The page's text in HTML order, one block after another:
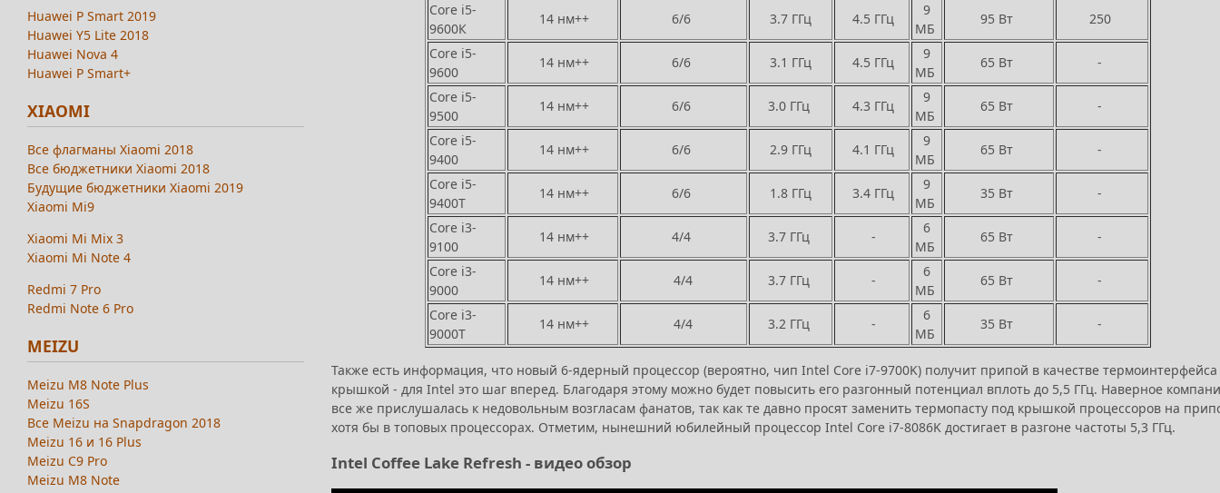
Core i5-
9600К
14 нм++ 6/6 3.7 ГГц 4.5 ГГц
9
МБ
95 Вт
250
Core i5-
9600
14 нм++ 6/6 3.1 ГГц 4.5 ГГц
9
МБ
65 Вт
-
Core i5-
9500
14 нм++ 6/6 3.0 ГГц 4.3 ГГц
9
МБ
65 Вт
-
Core i5-
9400
14 нм++ 6/6 2.9 ГГц 4.1 ГГц
9
МБ
65 Вт
-
Core i5-
9400T
14 нм++ 6/6 1.8 ГГц 3.4 ГГц
9
МБ
35 Вт
-
Core i3-
9100
14 нм++ 4/4 3.7 ГГц -
6
МБ
65 Вт
-
Core i3-
9000
14 нм++ 4/4 3.7 ГГц -
6
МБ
65 Вт
-
Core i3-
9000T
14 нм++ 4/4 3.2 ГГц -
6
МБ
35 Вт -
Также есть информация, что новый 6-ядерный процессор (вероятно, чип Intel Core i7-9700K) получит припой в качестве
крышкой - для Intel это шаг вперед. Благодаря этому можно будет повысить его разгонный потенциал вплоть до 5,5 ГГц. Наверное
все же прислушалась к недовольным возгласам фанатов, так как те давно просят заменить термопасту под крышкой процессоров на
хотя бы в топовых процессорах. Отметим, нынешний юбилейный процессор Intel Core i7-8086K достигает в разгоне частоты 5,3 ГГц.
Intel Coffee Lake Refresh - видео обзор
Huawei P Smart 2019
Huawei Y5 Lite 2018
Huawei Nova 4
Huawei P Smart+
XIAOMI
Все флагманы Xiaomi 2018
Все бюджетники Xiaomi 2018
Будущие бюджетники Xiaomi 2019
Xiaomi Mi9
Xiaomi Mi Mix 3
Xiaomi Mi Note 4
Redmi 7 Pro
Redmi Note 6 Pro
MEIZU
Meizu M8 Note Plus
Meizu 16S
Все Meizu на Snapdragon 2018
Meizu 16 и 16 Plus
Meizu C9 Pro
Meizu M8 Note